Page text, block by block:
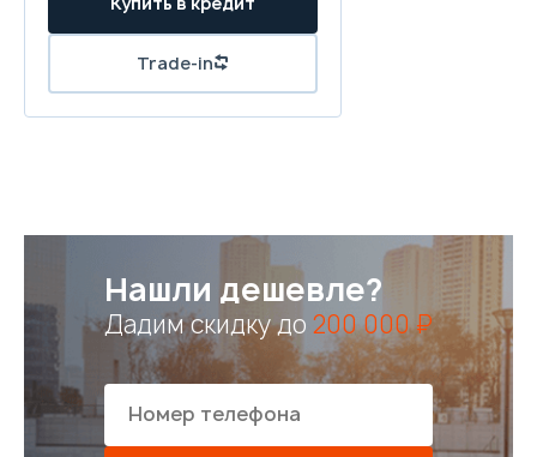
Trade-in
Нашли дешевле?
Дадим скидку до 200 000 ₽